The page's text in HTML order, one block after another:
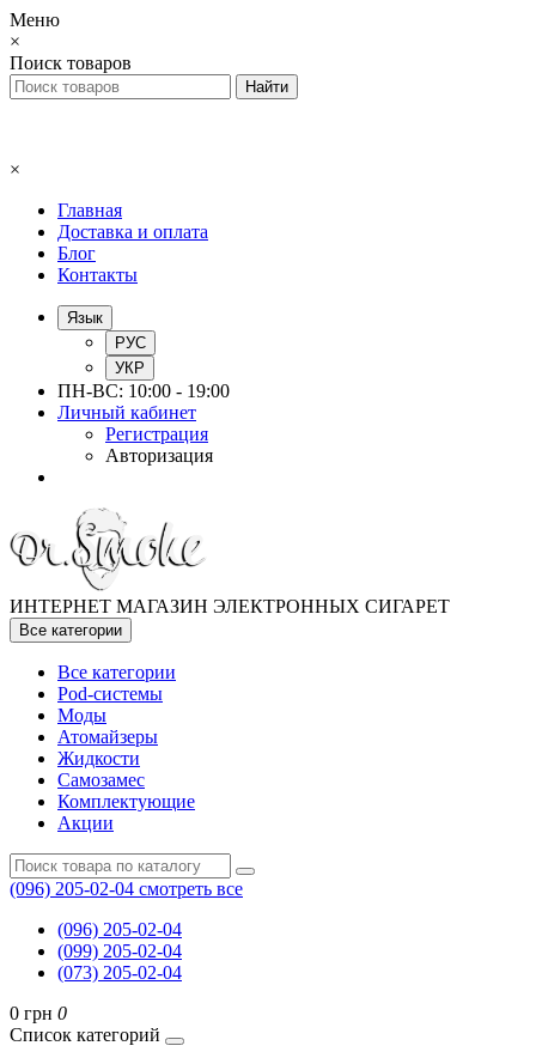
Меню
×
Поиск товаров
×
Главная
Доставка и оплата
Блог
Контакты
Язык
РУС
УКР
ПН-ВС: 10:00 - 19:00
Личный кабинет
Регистрация
Авторизация
ИНТЕРНЕТ МАГАЗИН ЭЛЕКТРОННЫХ СИГАРЕТ
Все категории
Все категории
Pod-системы
Моды
Атомайзеры
Жидкости
Самозамес
Комплектующие
Акции
(096) 205-02-04 смотреть все
(096) 205-02-04
(099) 205-02-04
(073) 205-02-04
0 грн 0
Список категорий